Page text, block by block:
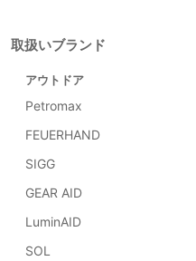
取扱いブランド
アウトドア
Petromax
FEUERHAND
SIGG
GEAR AID
LuminAID
SOL